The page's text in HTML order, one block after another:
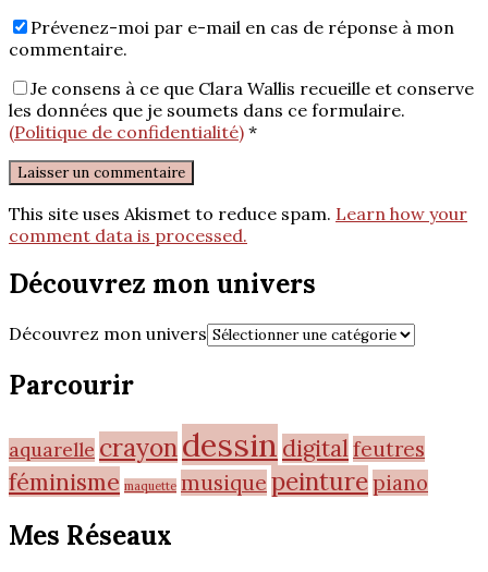
Prévenez-moi par e-mail en cas de réponse à mon
commentaire.
Je consens à ce que Clara Wallis recueille et conserve
les données que je soumets dans ce formulaire.
(Politique de confidentialité) *
This site uses Akismet to reduce spam. Learn how your
comment data is processed.
Découvrez mon univers
Découvrez mon univers
Parcourir
aquarelle crayondessin digitalfeutres
féminisme maquette musique peinturepiano
Mes Réseaux